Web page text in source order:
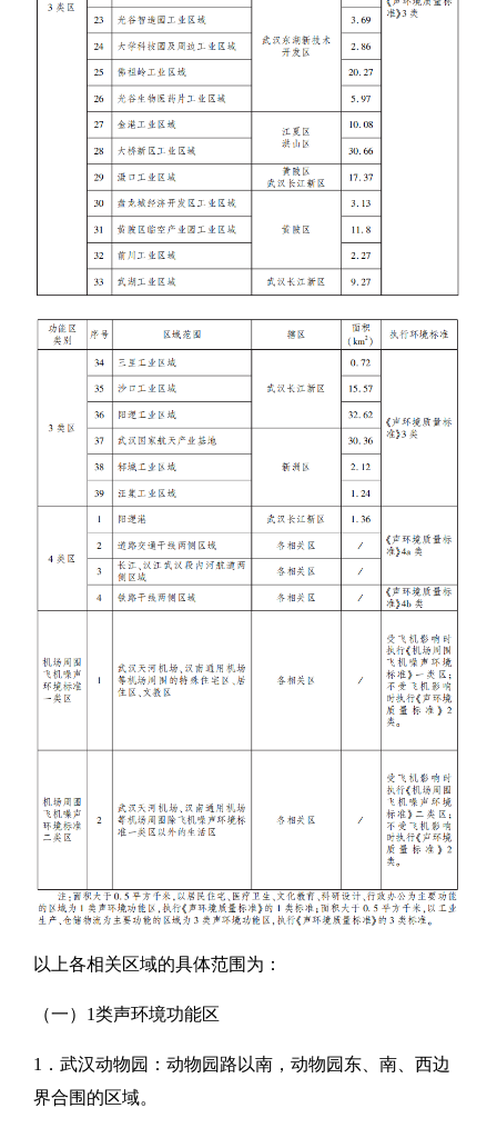
以上各相关区域的具体范围为：
（一）1类声环境功能区
1．武汉动物园：动物园路以南，动物园东、南、西边
界合围的区域。